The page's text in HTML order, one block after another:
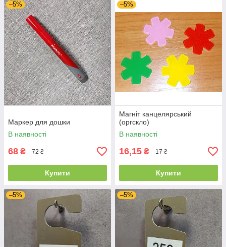
–5%
Маркер для дошки
В наявності
68 ₴ 72 ₴
Купити
–5%
Магніт канцелярський
(оргскло)
В наявності
16,15 ₴ 17 ₴
Купити
–5% –5%